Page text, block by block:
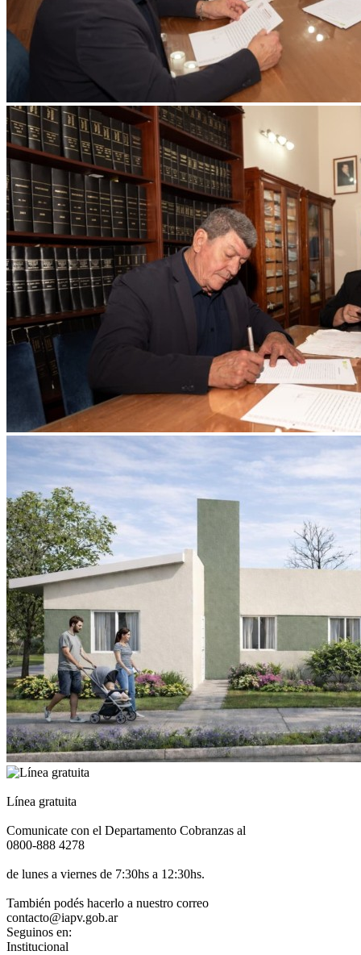
Línea gratuita
Comunicate con el Departamento Cobranzas al
0800-888 4278
de lunes a viernes de 7:30hs a 12:30hs.
También podés hacerlo a nuestro correo
contacto@iapv.gob.ar
Seguinos en:
Institucional